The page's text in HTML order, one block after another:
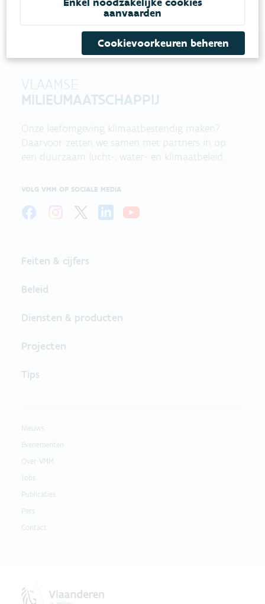
VLAAMSE
MILIEUMAATSCHAPPIJ
Onze leefomgeving klimaatbestendig maken?
Daarvoor zetten we samen met partners in op
een duurzaam lucht-, water- en klimaatbeleid.
VOLG VMM OP SOCIALE MEDIA
Feiten & cijfers
Beleid
Diensten & producten
Projecten
Tips
Nieuws
Evenementen
Over VMM
Jobs
Publicaties
Pers
Contact
aanvaarden
Cookievoorkeuren beheren